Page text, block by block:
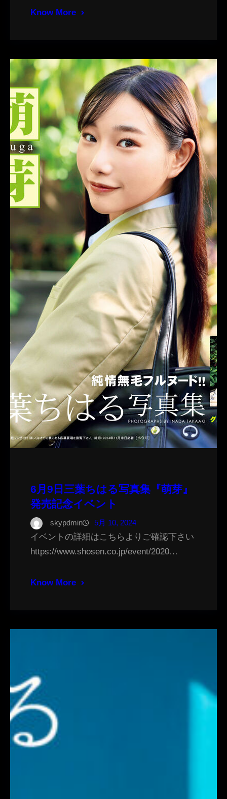
Know More
6月9日三葉ちはる写真集『萌芽』
発売記念イベント
skypdmin 5月 10, 2024
イベントの詳細はこちらよりご確認下さい
https://www.shosen.co.jp/event/2020…
Know More